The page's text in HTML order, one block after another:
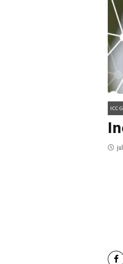
ICC